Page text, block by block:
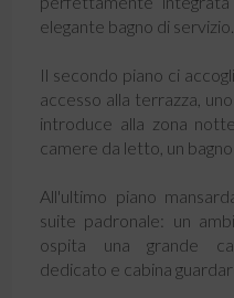
elegante bagno di servizio.
Il secondo piano ci
accesso alla terrazza,
introduce alla zona
camere da letto, un
All'ultimo piano
suite padronale: un
ospita una grande
dedicato e cabina